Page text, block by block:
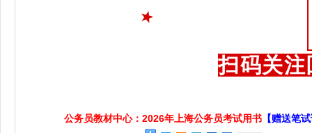
扫码关注
公务员教材中心：2026年上海公务员考试用书 【赠送笔